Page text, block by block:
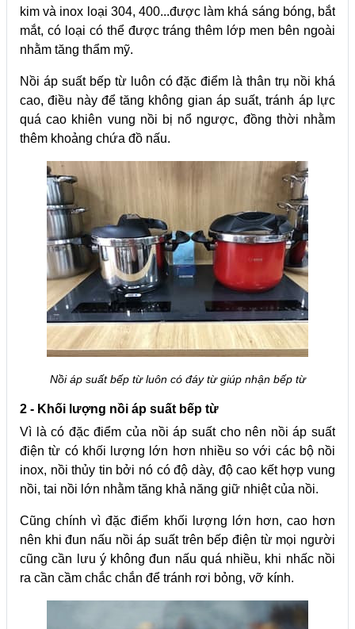
kim và inox loại 304, 400...được làm khá sáng bóng, bắt
mắt, có loại có thể được tráng thêm lớp men bên ngoài
nhằm tăng thẩm mỹ.
Nồi áp suất bếp từ luôn có đặc điểm là thân trụ nồi khá
cao, điều này để tăng không gian áp suất, tránh áp lực
quá cao khiên vung nồi bị nổ ngược, đồng thời nhằm
thêm khoảng chứa đồ nấu.
Nồi áp suất bếp từ luôn có đáy từ giúp nhận bếp từ
2 - Khối lượng nồi áp suất bếp từ
Vì là có đặc điểm của nồi áp suất cho nên nồi áp suất
điện từ có khối lượng lớn hơn nhiều so với các bộ nồi
inox, nồi thủy tin bởi nó có độ dày, độ cao kết hợp vung
nồi, tai nồi lớn nhằm tăng khả năng giữ nhiệt của nồi.
Cũng chính vì đặc điểm khối lượng lớn hơn, cao hơn
nên khi đun nấu nồi áp suất trên bếp điện từ mọi người
cũng cần lưu ý không đun nấu quá nhiều, khi nhấc nồi
ra cần cầm chắc chắn để tránh rơi bỏng, vỡ kính.